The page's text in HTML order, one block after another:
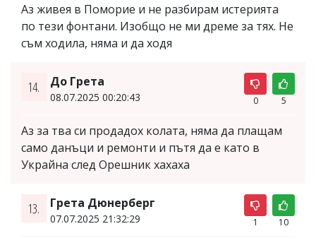
Аз живея в Поморие и не разбирам истерията
по тези фонтани. Изобщо не ми дреме за тях. Не
съм ходила, няма и да ходя
14. До Грета
08.07.2025 00:20:43 0 5
Аз за тва си продадох колата, няма да плащам
само данъци и ремонти и пътя да е като в
Украйна след Орешник хахаха
13. Грета Дюнерберг
07.07.2025 21:32:29 1 10